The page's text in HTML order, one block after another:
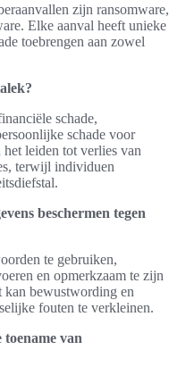
zijn ransomware,
Elke aanval heeft unieke
toebrengen aan zowel
schade,
schade voor
leiden tot verlies van
terwijl individuen
beschermen tegen
te gebruiken,
en opmerkzaam te zijn
kan bewustwording en
fouten te verkleinen.
toename van